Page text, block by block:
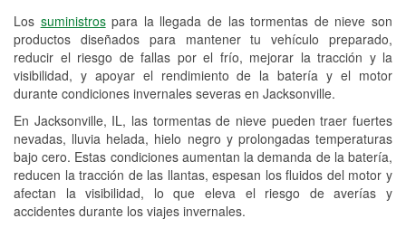
Los suministrospara la llegada de las tormentas de nieve son
productos diseñados para mantener tu vehículo preparado,
reducir el riesgo de fallas por el frío, mejorar la tracción y la
visibilidad, y apoyar el rendimiento de la batería y el motor
durante condiciones invernales severas en Jacksonville.
En Jacksonville, IL, las tormentas de nieve pueden traer fuertes
nevadas, lluvia helada, hielo negro y prolongadas temperaturas
bajo cero. Estas condiciones aumentan la demanda de la batería,
reducen la tracción de las llantas, espesan los fluidos del motor y
afectan la visibilidad, lo que eleva el riesgo de averías y
accidentes durante los viajes invernales.
Reciclaje de baterías y aceite
Instalación de bombillas de faros
Instalación de limpiaparabrisas
Programa de Préstamo de
Herramientas
Rectificación de tambores y discos de
freno